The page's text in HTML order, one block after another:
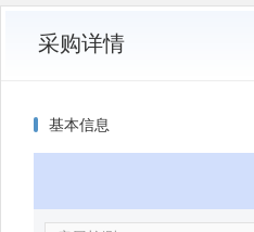
采购详情
基本信息